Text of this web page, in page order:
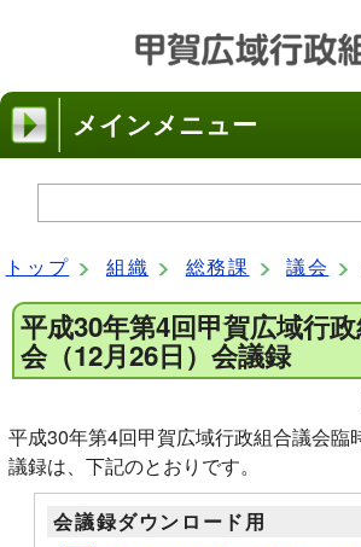
メインメニュー
トップ 組織 総務課 議会
平成30年第4回甲賀広域行
会（12月26日）会議録
平成30年第4回甲賀広域行政組合議会臨
議録は、下記のとおりです。
会議録ダウンロード用